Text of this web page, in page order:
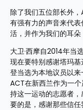
除了我们五位部长外
有强有力的声音来代
活，并作为我们的耳朵
大卫·西摩自2014年当
现在要特别感谢塔玛
登当选为本地议员以
ACT在新西兰作为一
持这一运动的志愿者
要的是，感谢那些信任